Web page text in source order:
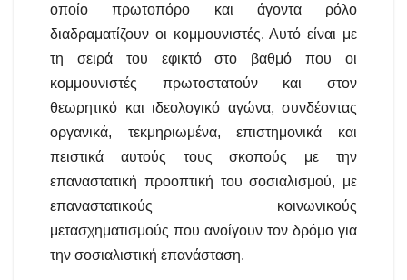
οποίο πρωτοπόρο και άγοντα ρόλο
διαδραματίζουν οι κομμουνιστές. Αυτό είναι με
τη σειρά του εφικτό στο βαθμό που οι
κομμουνιστές πρωτοστατούν και στον
θεωρητικό και ιδεολογικό αγώνα, συνδέοντας
οργανικά, τεκμηριωμένα, επιστημονικά και
πειστικά αυτούς τους σκοπούς με την
επαναστατική προοπτική του σοσιαλισμού, με
επαναστατικούς κοινωνικούς
μετασχηματισμούς που ανοίγουν τον δρόμο για
την σοσιαλιστική επανάσταση.